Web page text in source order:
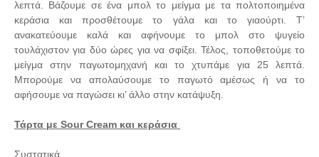
λεπτά. Βάζουμε σε ένα μπολ το μείγμα με τα πολτοποιημένα
κεράσια και προσθέτουμε το γάλα και το γιαούρτι. Τ’
ανακατεύουμε καλά και αφήνουμε το μπολ στο ψυγείο
τουλάχιστον για δύο ώρες για να σφίξει. Τέλος, τοποθετούμε το
μείγμα στην παγωτομηχανή και το χτυπάμε για 25 λεπτά.
Μπορούμε να απολαύσουμε το παγωτό αμέσως ή να το
αφήσουμε να παγώσει κι’ άλλο στην κατάψυξη.
Τάρτα με Sour Cream και κεράσια
Συστατικά